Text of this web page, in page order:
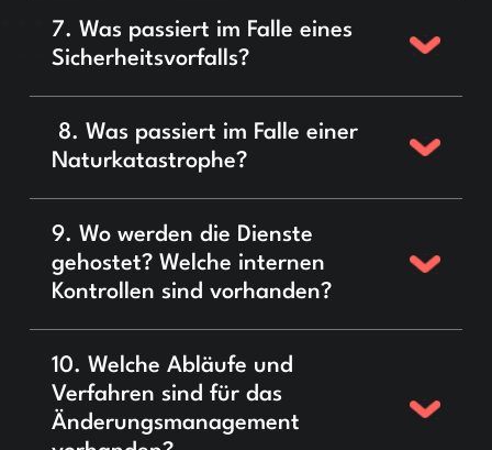
7. Was passiert im Falle eines
Sicherheitsvorfalls?
8. Was passiert im Falle einer
Naturkatastrophe?
9. Wo werden die Dienste
gehostet? Welche internen
Kontrollen sind vorhanden?
10. Welche Abläufe und
Verfahren sind für das
Änderungsmanagement